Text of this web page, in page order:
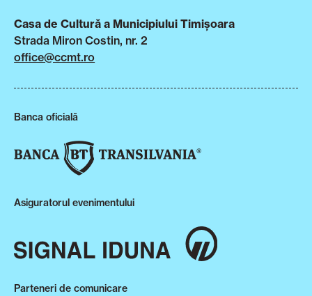
Casa de Cultură a Municipiului Timișoara
Strada Miron Costin, nr. 2
office@ccmt.ro
Banca oficială
Asiguratorul evenimentului
Parteneri de comunicare